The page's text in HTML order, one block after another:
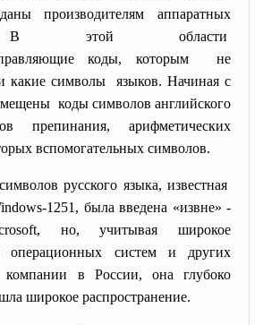
производителям аппаратных
В этой области
коды, которым не
какие символы языков. Начиная с
коды символов английского
препинания, арифметических
вспомогательных символов.
русского языка, известная
1251, была введена «извне» -
но, учитывая широкое
операционных систем и других
компании в России, она глубоко
широкое распространение.